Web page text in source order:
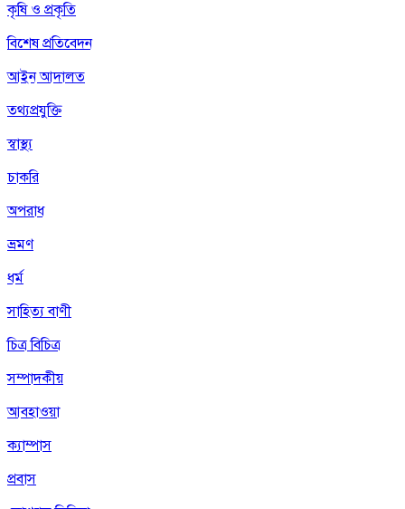
কৃষি ও প্রকৃতি
বিশেষ প্রতিবেদন
আইন আদালত
তথ্যপ্রযুক্তি
স্বাস্থ্য
চাকরি
অপরাধ
ভ্রমণ
ধর্ম
সাহিত্য বাণী
চিত্র বিচিত্র
সম্পাদকীয়
আবহাওয়া
ক্যাম্পাস
প্রবাস